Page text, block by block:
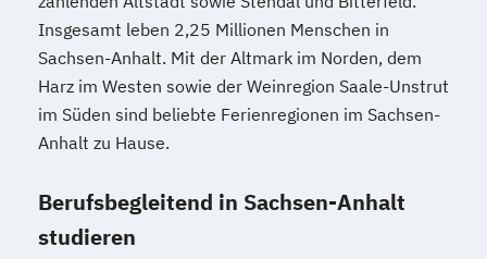
Projektmanagement (DE/EN)
Psychologie
Public Health
Public Management
Public Management für
Verwaltungsfachangestellte
Pädagogik Pädagogik für Bildung
Beratung und Personalentwicklung
Insgesamt leben 2,25 Millionen Menschen in
Sachsen-Anhalt. Mit der Altmark im Norden, dem
Harz im Westen sowie der Weinregion Saale-Unstrut
im Süden sind beliebte Ferienregionen im Sachsen-
Anhalt zu Hause.
Berufsbegleitend in Sachsen-Anhalt
studieren